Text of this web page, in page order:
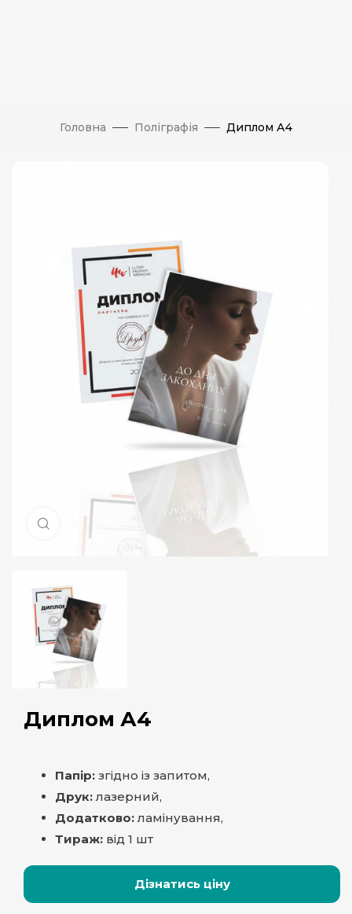
Головна Поліграфія Диплом А4
Диплом А4
Папір: згідно із запитом,
Друк:лазерний,
Додатково:ламінування,
Тираж: від 1 шт
Дізнатись ціну